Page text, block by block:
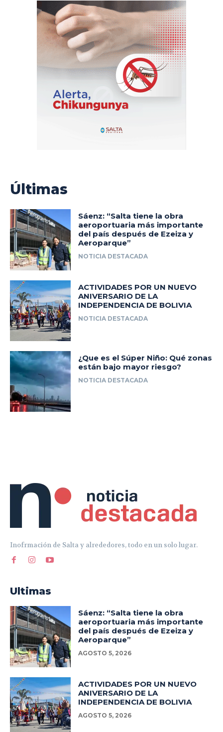
Inofrmación de Salta y alrededores, todo en un solo lugar.
Ultimas
Sáenz: “Salta tiene la obra
aeroportuaria más importante
del país después de Ezeiza y
Aeroparque”
AGOSTO 5, 2026
ACTIVIDADES POR UN NUEVO
ANIVERSARIO DE LA
INDEPENDENCIA DE BOLIVIA
AGOSTO 5, 2026